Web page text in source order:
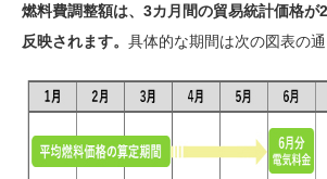
燃料費調整額は、3カ月間の貿易統計価格が
反映されます。 具体的な期間は次の図表の通